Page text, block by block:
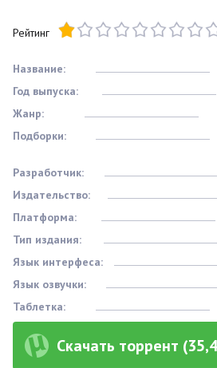
Рейтинг
Название:
Год выпуска:
Жанр:
Подборки:
Разработчик:
Издательство:
Платформа:
Тип издания:
Язык интерфеса:
Язык озвучки:
Таблетка:
Скачать торрент